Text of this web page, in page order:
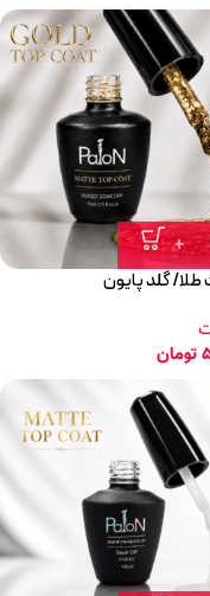
طلا/ گلد پایون
تومان